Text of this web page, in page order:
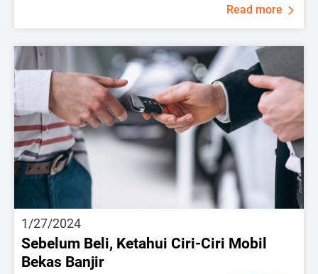
Read more
1/27/2024
Sebelum Beli, Ketahui Ciri-Ciri Mobil
Bekas Banjir